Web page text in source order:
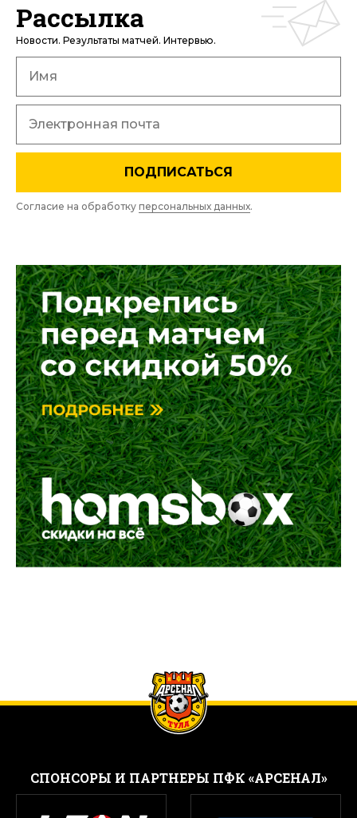
Рассылка
Новости. Результаты матчей. Интервью.
ПОДПИСАТЬСЯ
Согласие на обработку персональных данных.
CПОНСОРЫ И ПАРТНЕРЫ ПФК «АРСЕНАЛ»